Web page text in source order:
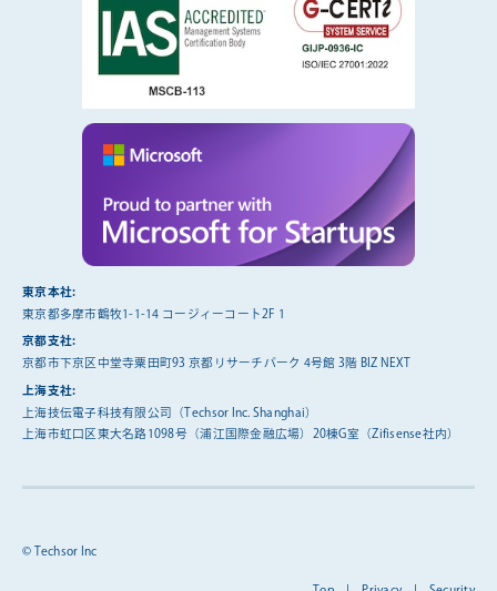
東京本社:
東京都多摩市鶴牧1-1-14 コージィーコート2F 1
京都支社:
京都市下京区中堂寺粟田町93 京都リサーチパーク 4号館 3階 BIZ NEXT
上海支社:
上海技伝電子科技有限公司（Techsor Inc. Shanghai）
上海市虹口区東大名路1098号（浦江国際金融広場）20棟G室（Zifisense社内）
© Techsor Inc